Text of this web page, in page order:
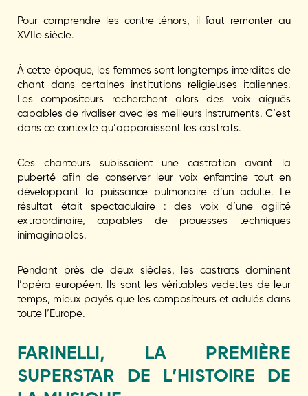
Pour comprendre les contre-ténors, il faut remonter au
XVIIe siècle.
À cette époque, les femmes sont longtemps interdites de
chant dans certaines institutions religieuses italiennes.
Les compositeurs recherchent alors des voix aiguës
capables de rivaliser avec les meilleurs instruments. C’est
dans ce contexte qu’apparaissent les castrats.
Ces chanteurs subissaient une castration avant la
puberté afin de conserver leur voix enfantine tout en
développant la puissance pulmonaire d’un adulte. Le
résultat était spectaculaire : des voix d’une agilité
extraordinaire, capables de prouesses techniques
inimaginables.
Pendant près de deux siècles, les castrats dominent
l’opéra européen. Ils sont les véritables vedettes de leur
temps, mieux payés que les compositeurs et adulés dans
toute l’Europe.
FARINELLI, LA PREMIÈRE
SUPERSTAR DE L’HISTOIRE DE